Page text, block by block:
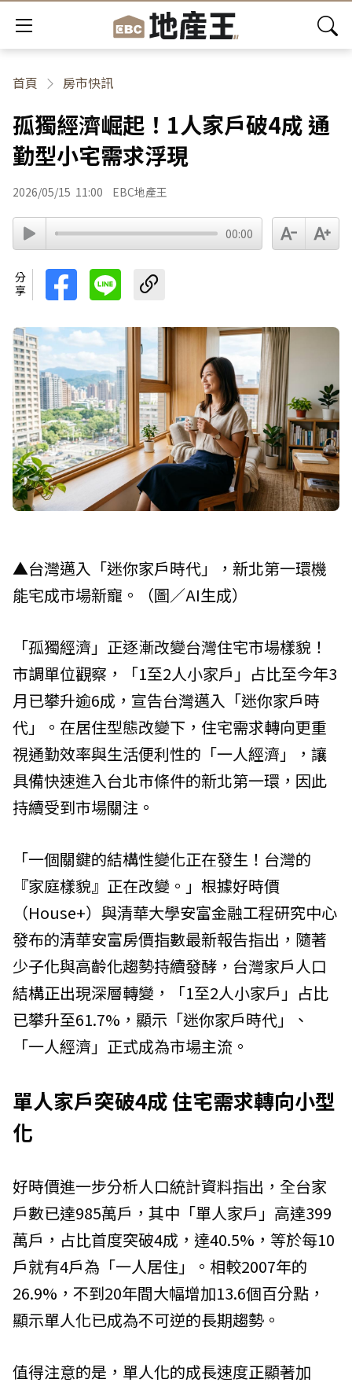
首頁 房市快訊
孤獨經濟崛起！1人家戶破4成 通
勤型小宅需求浮現
2026/05/15 11:00 EBC地產王
00:00
分享
▲台灣邁入「迷你家戶時代」，新北第一環機
能宅成市場新寵。（圖／AI生成）
「孤獨經濟」正逐漸改變台灣住宅市場樣貌！
市調單位觀察，「1至2人小家戶」占比至今年3
月已攀升逾6成，宣告台灣邁入「迷你家戶時
代」。在居住型態改變下，住宅需求轉向更重
視通勤效率與生活便利性的「一人經濟」，讓
具備快速進入台北市條件的新北第一環，因此
持續受到市場關注。
「一個關鍵的結構性變化正在發生！台灣的
『家庭樣貌』正在改變。」根據好時價
（House+）與清華大學安富金融工程研究中心
發布的清華安富房價指數最新報告指出，隨著
少子化與高齡化趨勢持續發酵，台灣家戶人口
結構正出現深層轉變，「1至2人小家戶」占比
已攀升至61.7%，顯示「迷你家戶時代」、
「一人經濟」正式成為市場主流。
單人家戶突破4成 住宅需求轉向小型
化
好時價進一步分析人口統計資料指出，全台家
戶數已達985萬戶，其中「單人家戶」高達399
萬戶，占比首度突破4成，達40.5%，等於每10
戶就有4戶為「一人居住」。相較2007年的
26.9%，不到20年間大幅增加13.6個百分點，
顯示單人化已成為不可逆的長期趨勢。
值得注意的是，單人化的成長速度正顯著加